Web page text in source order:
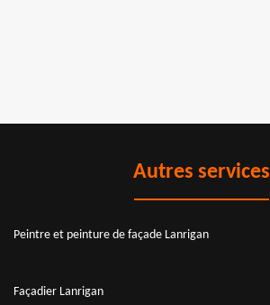
Autres services
Peintre et peinture de façade Lanrigan
Façadier Lanrigan